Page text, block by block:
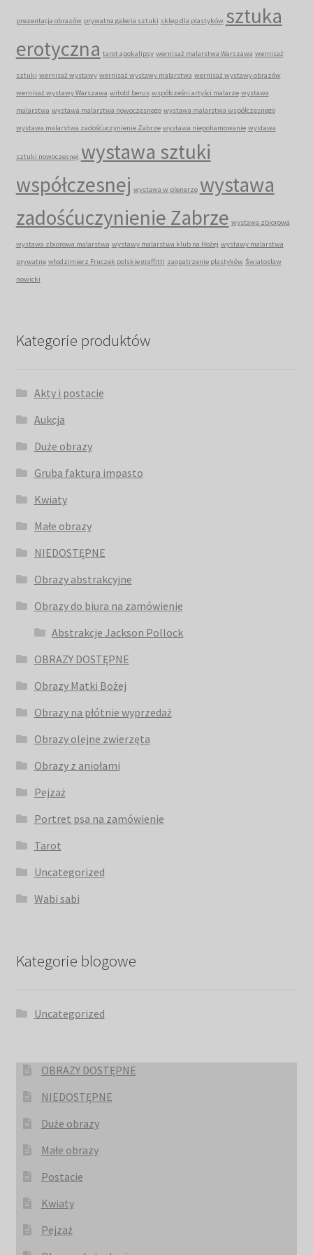
prezentacja obrazów prywatna galeria sztuki sklep dla plastyków sztuka
erotyczna tarot apokalipsy wernisaż malarstwa Warszawa wernisaż
sztuki wernisaż wystawy wernisaż wystawy malarstwa wernisaż wystawy obrazów
wernisaż wystawy Warszawa witold berus współcześni artyści malarze wystawa
malarstwa wystawa malarstwa nowoczesnego wystawa malarstwa współczesnego
wystawa malarstwa zadośćuczynienie Zabrze wystawa niepohamowanie wystawa
sztuki nowoczesnej wystawa sztuki
współczesnej wystawa w plenerze wystawa
zadośćuczynienie Zabrze wystawa zbiorowa
wystawa zbiorowa malarstwa wystawy malarstwa klub na Hożej wystawy malarstwa
prywatne włodzimierz Fruczek polskie graffitti zaopatrzenie plastyków Światosław
nowicki
Kategorie produktów
Akty i postacie
Aukcja
Duże obrazy
Gruba faktura impasto
Kwiaty
Małe obrazy
NIEDOSTĘPNE
Obrazy abstrakcyjne
Obrazy do biura na zamówienie
Abstrakcje Jackson Pollock
OBRAZY DOSTĘPNE
Obrazy Matki Bożej
Obrazy na płótnie wyprzedaż
Obrazy olejne zwierzęta
Obrazy z aniołami
Pejzaż
Portret psa na zamówienie
Tarot
Uncategorized
Wabi sabi
Kategorie blogowe
Uncategorized
OBRAZY DOSTĘPNE
NIEDOSTĘPNE
Duże obrazy
Małe obrazy
Postacie
Kwiaty
Pejzaż